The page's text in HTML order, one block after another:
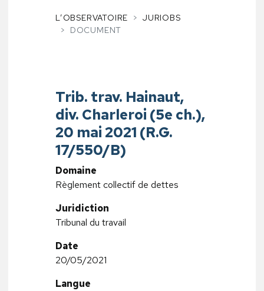
L’OBSERVATOIRE
JURIOBS
DOCUMENT
Trib. trav. Hainaut,
div. Charleroi (5e ch.),
20 mai 2021 (R.G.
17/550/B)
Domaine
Règlement collectif de dettes
Juridiction
Tribunal du travail
Date
20/05/2021
Langue